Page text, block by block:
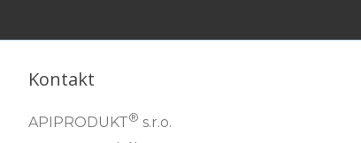
Kontakt
APIPRODUKT® s.r.o.